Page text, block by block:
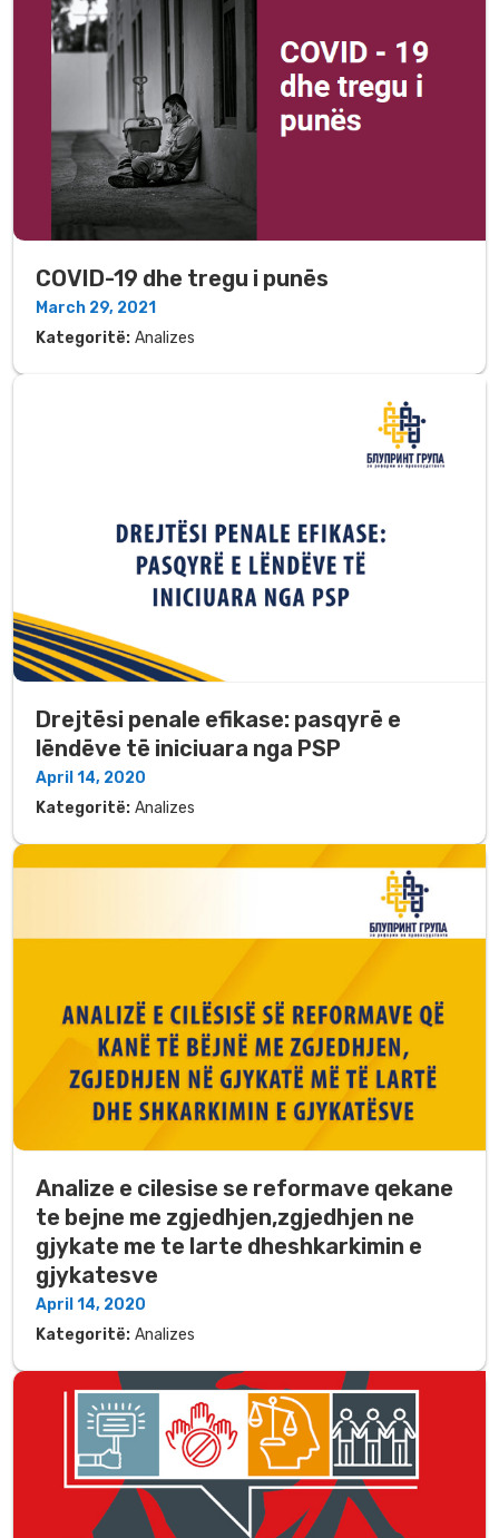
COVID-19 dhe tregu i punës
March 29, 2021
Kategoritë: Analizes
Drejtësi penale efikase: pasqyrë e
lëndëve të iniciuara nga PSP
April 14, 2020
Kategoritë: Analizes
Analize e cilesise se reformave qekane
te bejne me zgjedhjen,zgjedhjen ne
gjykate me te larte dheshkarkimin e
gjykatesve
April 14, 2020
Kategoritë: Analizes